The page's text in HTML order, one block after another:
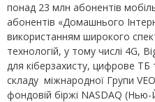
понад 23 млн абонентів
абонентів «Домашнього
використанням широкого
технологій, у тому числі 4G,
для кіберзахисту, цифрове ТБ
складу міжнародної Групи
фондовій біржі NASDAQ